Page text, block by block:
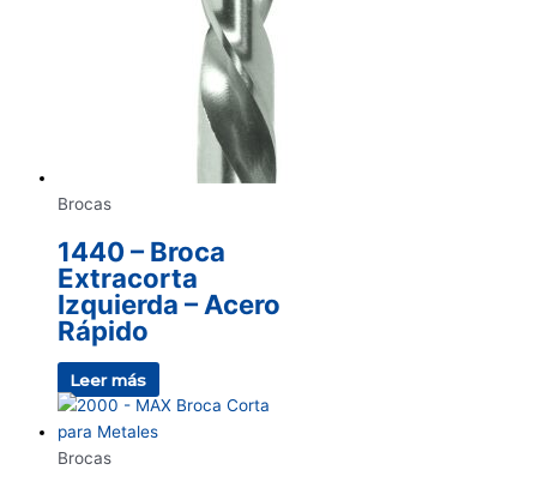
Brocas
1440 – Broca
Extracorta
Izquierda – Acero
Rápido
Leer más
Brocas